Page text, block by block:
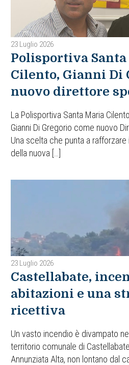
23 Luglio 2026
Polisportiva
Cilento, Gianni Di
nuovo direttore
La Polisportiva Santa Maria
Gianni Di Gregorio come nuovo
Una scelta che punta a
della nuova […]
23 Luglio 2026
Castellabate,
abitazioni e una
ricettiva
Un vasto incendio è divampato
territorio comunale di
Annunziata Alta, non lontano dal